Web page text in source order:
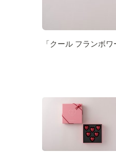
「クール フランボ